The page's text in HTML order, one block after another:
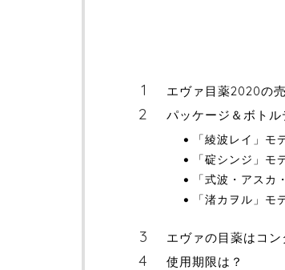
エヴァ目薬2020の
パッケージ＆ボトル
「綾波レイ」モ
「碇シンジ」モ
「式波・アスカ
「渚カヲル」モ
エヴァの目薬はコ
使用期限は？